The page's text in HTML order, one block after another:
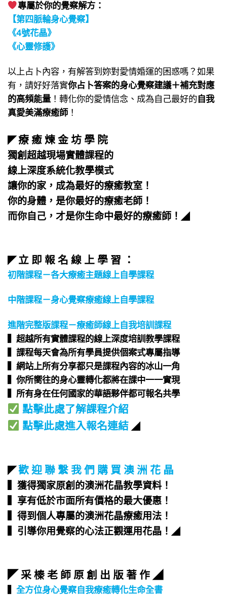
專屬於你的覺察解方：
【第四脈輪身心覺察】
《4號花晶》
《心靈修護》
以上占卜內容，有解答到妳對愛情婚運的困惑嗎？如果
有，請好好落實你占卜答案的身心覺察建議＋補充對應
的高頻能量！轉化你的愛情信念、成為自己最好的自我
真愛美滿療癒師！
◤療 癒 煉 金 坊 學 院
獨創超越現場實體課程的
線上深度系統化教學模式
讓你的家，成為最好的療癒教室！
你的身體，是你最好的療癒老師！
而你自己，才是你生命中最好的療癒師！ ◢
◤立 即 報 名 線 上 學 習 ：
初階課程－各大療癒主題線上自學課程
中階課程－身心覺察療癒線上自學課程
進階完整版課程－療癒師線上自我培訓課程
▍超越所有實體課程的線上深度培訓教學課程​
▍課程每天會為所有學員提供個案式專屬指導​
▍網站上所有分享都只是課程內容的冰山一角​
▍你所嚮往的身心靈轉化都將在課中一一實現​
▍所有身在任何國家的華語夥伴都可報名共學​
點擊此處了解課程介紹
點擊此處進入報名連結 ◢
◤歡 迎 聯 繫 我 們 購 買 澳 洲 花 晶
▍獲得獨家原創的澳洲花晶教學資料！
▍享有低於市面所有價格的最大優惠！
▍得到個人專屬的澳洲花晶療癒用法！
▍引導你用覺察的心法正觀運用花晶！ ◢
◤ 采 榛 老 師 原 創 出 版 著 作 ◢
▍ 全方位身心覺察自我療癒轉化生命全書